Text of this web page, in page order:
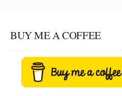
BUY ME A COFFEE